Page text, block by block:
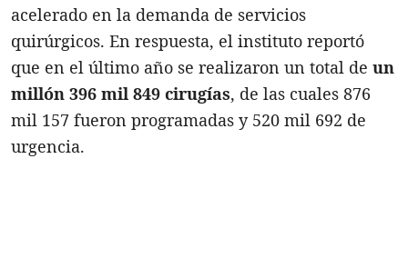
acelerado en la demanda de servicios
quirúrgicos. En respuesta, el instituto reportó
que en el último año se realizaron un total de un
millón 396 mil 849 cirugías, de las cuales 876
mil 157 fueron programadas y 520 mil 692 de
urgencia.